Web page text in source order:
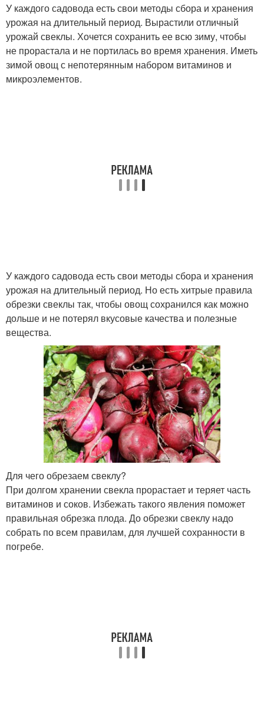
У каждого садовода есть свои методы сбора и хранения
урожая на длительный период. Вырастили отличный
урожай свеклы. Хочется сохранить ее всю зиму, чтобы
не прорастала и не портилась во время хранения. Иметь
зимой овощ с непотерянным набором витаминов и
микроэлементов.
У каждого садовода есть свои методы сбора и хранения
урожая на длительный период. Но есть хитрые правила
обрезки свеклы так, чтобы овощ сохранился как можно
дольше и не потерял вкусовые качества и полезные
вещества.
Для чего обрезаем свеклу?
При долгом хранении свекла прорастает и теряет часть
витаминов и соков. Избежать такого явления поможет
правильная обрезка плода. До обрезки свеклу надо
собрать по всем правилам, для лучшей сохранности в
погребе.